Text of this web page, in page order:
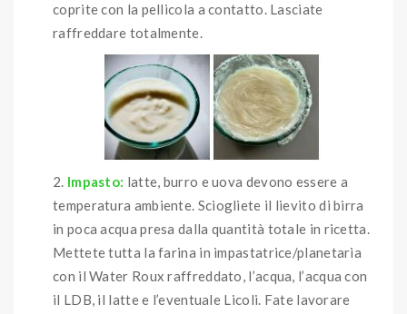
coprite con la pellicola a contatto. Lasciate
raffreddare totalmente.
Impasto: latte, burro e uova devono essere a
temperatura ambiente. Sciogliete il lievito di birra
in poca acqua presa dalla quantità totale in ricetta.
Mettete tutta la farina in impastatrice/planetaria
con il Water Roux raffreddato, l’acqua, l’acqua con
il LDB, il latte e l’eventuale Licoli. Fate lavorare